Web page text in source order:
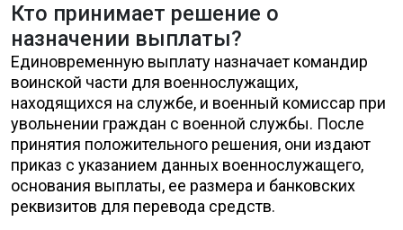
Кто принимает решение о
назначении выплаты?
Единовременную выплату назначает командир
воинской части для военнослужащих,
находящихся на службе, и военный комиссар при
увольнении граждан с военной службы. После
принятия положительного решения, они издают
приказ с указанием данных военнослужащего,
основания выплаты, ее размера и банковских
реквизитов для перевода средств.